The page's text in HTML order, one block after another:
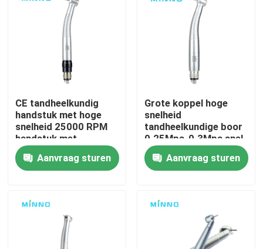
Thuis
Producten
Over ons
Fabrieksreis
CE tandheelkundig
handstuk met hoge
snelheid 25000 RPM
handstuk met
druktype
Aanvraag sturen
Grote koppel hoge
snelheid
tandheelkundige boor
0.25Mpa-0.3Mpa snel
handstuk
Aanvraag sturen